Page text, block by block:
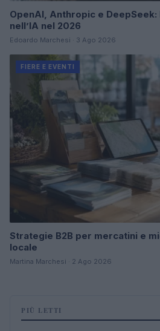
OpenAI, Anthropic e
nell’IA nel 2026
Edoardo Marchesi · 3 Ago 2026
FIERE E EVENTI
Strategie B2B per mercatini e
locale
Martina Marchesi · 2 Ago 2026
PIÙ LETTI